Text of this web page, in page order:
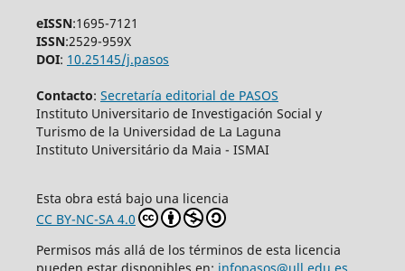
eISSN:1695-7121
ISSN:2529-959X
DOI: 10.25145/j.pasos
Contacto: Secretaría editorial de PASOS
Instituto Universitario de Investigación Social y
Turismo de la Universidad de La Laguna
Instituto Universitário da Maia - ISMAI
Esta obra está bajo una licencia
CC BY-NC-SA 4.0
Permisos más allá de los términos de esta licencia
pueden estar disponibles en: infopasos@ull.edu.es